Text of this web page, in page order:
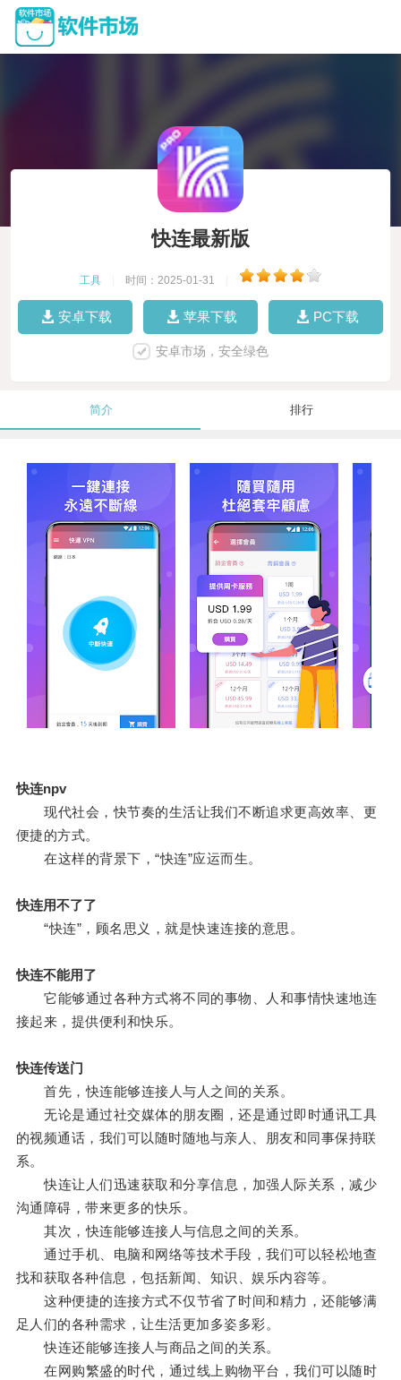
快连最新版
工具 时间：2025-01-31
安卓下载 苹果下载 PC下载
安卓市场，安全绿色
简介 排行
快连npv
现代社会，快节奏的生活让我们不断追求更高效率、更
便捷的方式。
在这样的背景下，“快连”应运而生。
快连用不了了
“快连”，顾名思义，就是快速连接的意思。
快连不能用了
它能够通过各种方式将不同的事物、人和事情快速地连
接起来，提供便利和快乐。
快连传送门
首先，快连能够连接人与人之间的关系。
无论是通过社交媒体的朋友圈，还是通过即时通讯工具
的视频通话，我们可以随时随地与亲人、朋友和同事保持联
系。
快连让人们迅速获取和分享信息，加强人际关系，减少
沟通障碍，带来更多的快乐。
其次，快连能够连接人与信息之间的关系。
通过手机、电脑和网络等技术手段，我们可以轻松地查
找和获取各种信息，包括新闻、知识、娱乐内容等。
这种便捷的连接方式不仅节省了时间和精力，还能够满
足人们的各种需求，让生活更加多姿多彩。
快连还能够连接人与商品之间的关系。
在网购繁盛的时代，通过线上购物平台，我们可以随时